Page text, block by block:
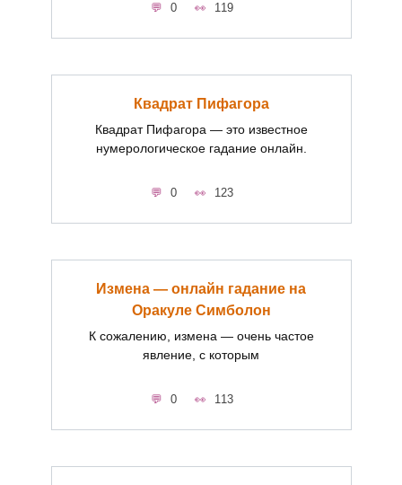
0 119
Квадрат Пифагора
Квадрат Пифагора — это известное
нумерологическое гадание онлайн.
0 123
Измена — онлайн гадание на
Оракуле Симболон
К сожалению, измена — очень частое
явление, с которым
0 113